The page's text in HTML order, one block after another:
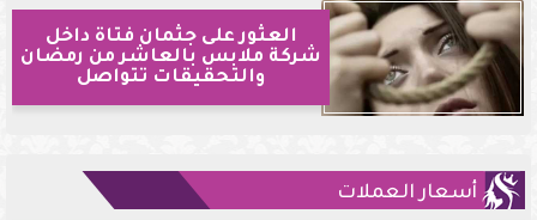
العثور على جثمان فتاة داخل
شركة ملابس بالعاشر من رمضان
والتحقيقات تتواصل
أسعار العملات